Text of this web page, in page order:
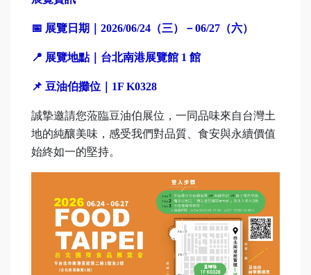
📅 展覽日期｜2026/06/24（三）－06/27（六）
📍 展覽地點｜台北南港展覽館 1 館
📌 豆油伯攤位｜1F K0328
誠摯邀請您蒞臨豆油伯展位，一同品味來自台灣土
地的純釀美味，感受我們對品質、食安與永續價值
始終如一的堅持。